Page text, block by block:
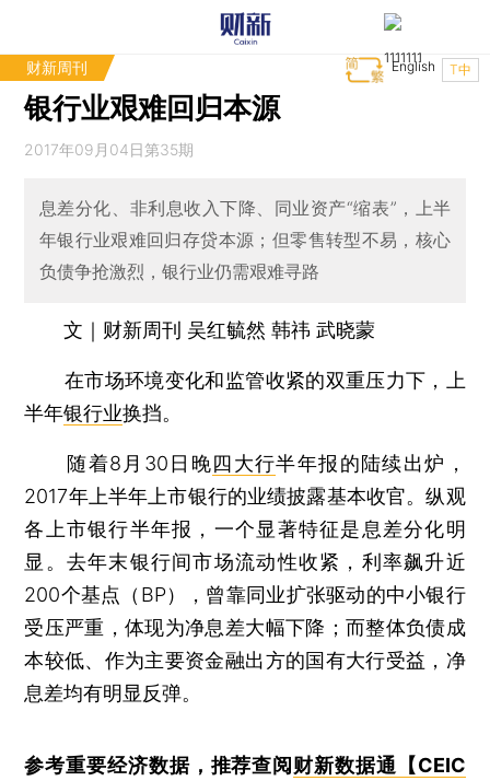
财新周刊 T中
English
银行业艰难回归本源
2017年09月04日第35期
息差分化、非利息收入下降、同业资产“缩表”，上半
年银行业艰难回归存贷本源；但零售转型不易，核心
负债争抢激烈，银行业仍需艰难寻路
文｜财新周刊 吴红毓然 韩祎 武晓蒙
在市场环境变化和监管收紧的双重压力下，上
半年银行业换挡。
随着8月30日晚四大行半年报的陆续出炉，
2017年上半年上市银行的业绩披露基本收官。纵观
各上市银行半年报，一个显著特征是息差分化明
显。去年末银行间市场流动性收紧，利率飙升近
200个基点（BP），曾靠同业扩张驱动的中小银行
受压严重，体现为净息差大幅下降；而整体负债成
本较低、作为主要资金融出方的国有大行受益，净
息差均有明显反弹。
参考重要经济数据，推荐查阅 财新数据通【CEIC